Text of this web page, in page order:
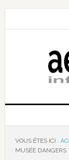
VOUS ÊTES ICI :
MUSÉE D’ANGERS